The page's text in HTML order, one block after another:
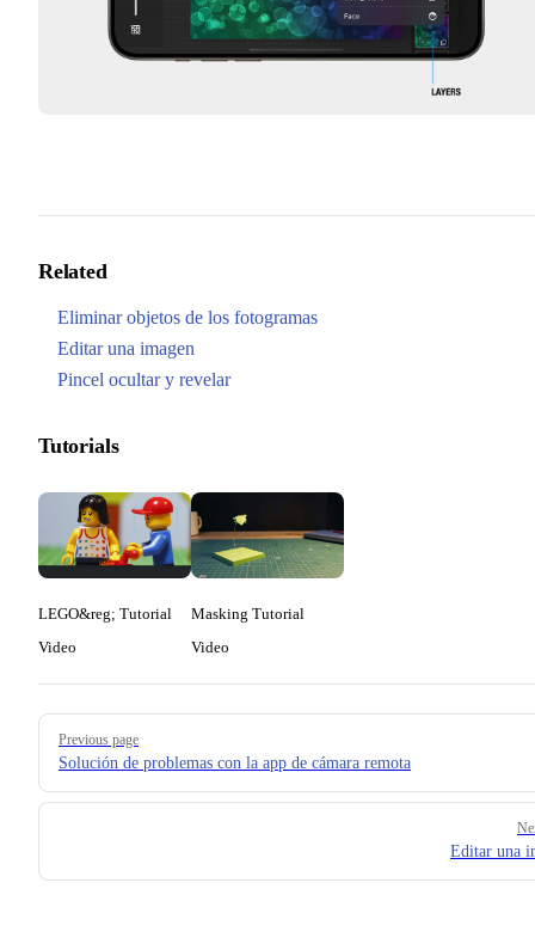
Related
Eliminar objetos de los fotogramas
Editar una imagen
Pincel ocultar y revelar
Tutorials
LEGO&reg; Tutorial
Video
Masking Tutorial
Video
Pager
Previous page
Solución de problemas con la app de cámara remota
Editar una